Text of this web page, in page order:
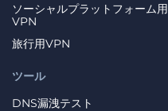
ソーシャルプラットフォーム用
VPN
旅行用VPN
ツール
DNS漏洩テスト